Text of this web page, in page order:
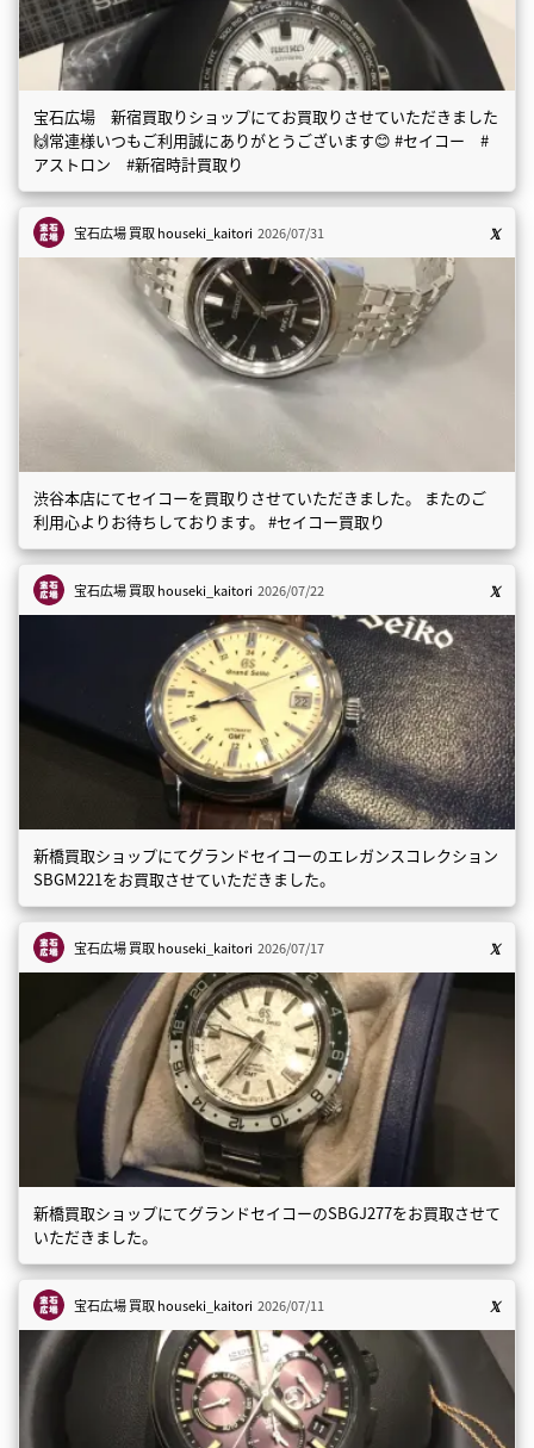
宝石広場 新宿買取りショップにてお買取りさせていただきました
🙌常連様いつもご利用誠にありがとうございます😊 #セイコー #
アストロン #新宿時計買取り
宝石広場 買取houseki_kaitori 2026/07/31
渋谷本店にてセイコーを買取りさせていただきました。 またのご
利用心よりお待ちしております。 #セイコー買取り
宝石広場 買取houseki_kaitori 2026/07/22
新橋買取ショップにてグランドセイコーのエレガンスコレクション
SBGM221をお買取させていただきました。
宝石広場 買取houseki_kaitori 2026/07/17
新橋買取ショップにてグランドセイコーのSBGJ277をお買取させて
いただきました。
宝石広場 買取houseki_kaitori 2026/07/11